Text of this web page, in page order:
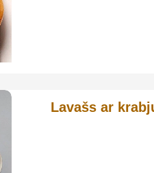
Lavašs ar